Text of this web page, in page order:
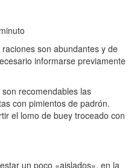
son abundantes y de
informarse previamente
recomendables las
con pimientos de padrón.
el lomo de buey troceado con
un poco «aislados», en la